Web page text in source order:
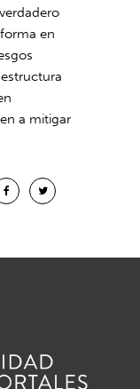
en
a mitigar